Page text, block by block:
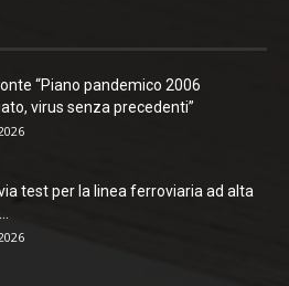
“Piano pandemico 2006
virus senza precedenti”
test per la linea ferroviaria ad alta